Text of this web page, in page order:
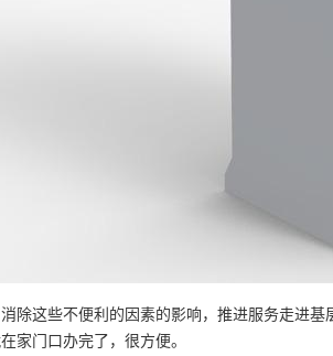
除这些不便利的因素的影响，推进服务走进
家门口办完了，很方便。